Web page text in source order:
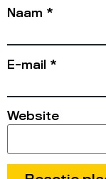
Naam *
E-mail *
Website